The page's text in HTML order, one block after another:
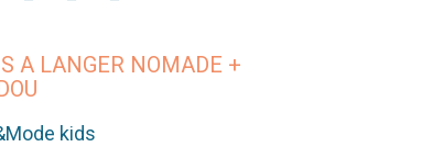
A LANGER NOMADE +
kids